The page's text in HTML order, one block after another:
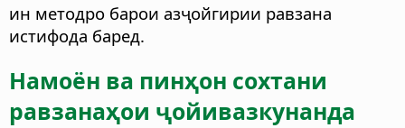
ин методро барои азҷойгирии равзана
истифода баред.
Намоён ва пинҳон сохтани
равзанаҳои ҷойивазкунанда